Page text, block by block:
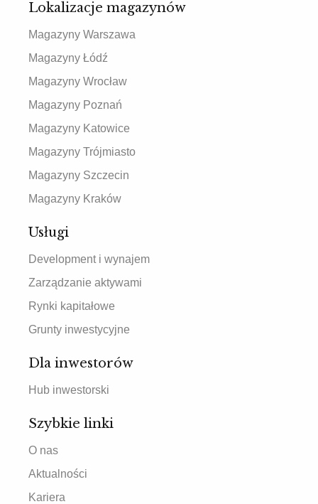
Lokalizacje magazynów
Magazyny Warszawa
Magazyny Łódź
Magazyny Wrocław
Magazyny Poznań
Magazyny Katowice
Magazyny Trójmiasto
Magazyny Szczecin
Magazyny Kraków
Usługi
Development i wynajem
Zarządzanie aktywami
Rynki kapitałowe
Grunty inwestycyjne
Dla inwestorów
Hub inwestorski
Szybkie linki
O nas
Aktualności
Kariera